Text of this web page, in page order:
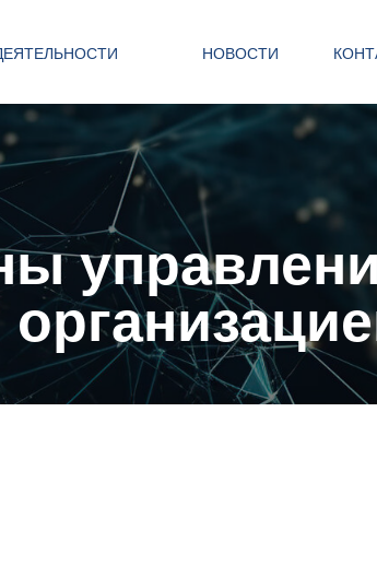
НОВОСТИ